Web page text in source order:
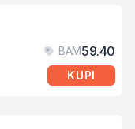
BAM59.40
KUPI